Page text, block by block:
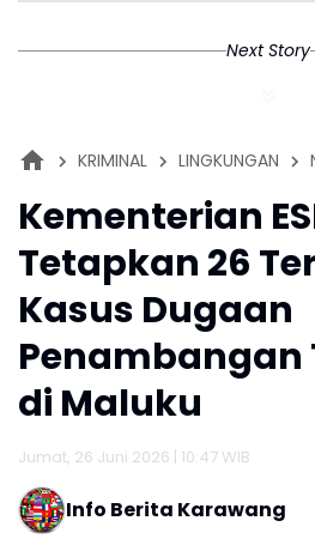
Next Story
KRIMINAL LINGKUNGAN
Kementerian
Tetapkan 26
Kasus Dugaan
Penambangan
di Maluku
Jumat, 26 Juni 2026 | 10:47 WIB
Info Berita Karawang